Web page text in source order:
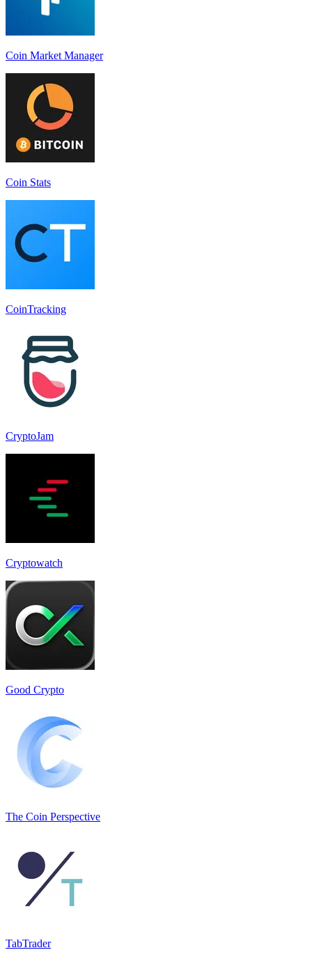
Coin Market Manager
Coin Stats
CoinTracking
CryptoJam
Cryptowatch
Good Crypto
The Coin Perspective
TabTrader